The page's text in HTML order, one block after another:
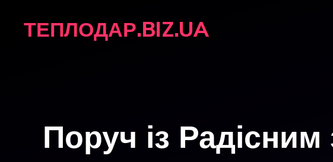
ТЕПЛОДАР.BIZ.UA
Поруч із Радісним